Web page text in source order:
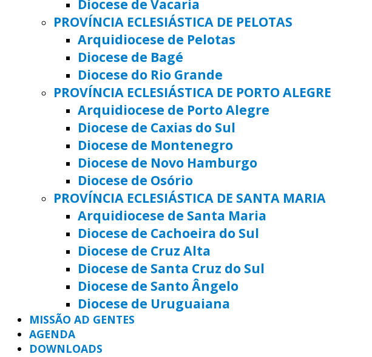
Diocese de Vacaria
PROVÍNCIA ECLESIÁSTICA DE PELOTAS
Arquidiocese de Pelotas
Diocese de Bagé
Diocese do Rio Grande
PROVÍNCIA ECLESIÁSTICA DE PORTO ALEGRE
Arquidiocese de Porto Alegre
Diocese de Caxias do Sul
Diocese de Montenegro
Diocese de Novo Hamburgo
Diocese de Osório
PROVÍNCIA ECLESIÁSTICA DE SANTA MARIA
Arquidiocese de Santa Maria
Diocese de Cachoeira do Sul
Diocese de Cruz Alta
Diocese de Santa Cruz do Sul
Diocese de Santo Ângelo
Diocese de Uruguaiana
MISSÃO AD GENTES
AGENDA
DOWNLOADS